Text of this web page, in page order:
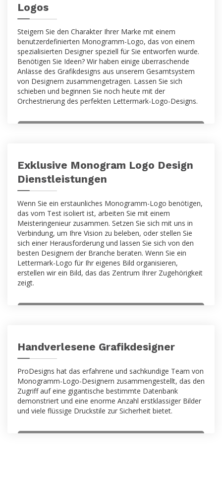
Logos
Steigern Sie den Charakter Ihrer Marke mit einem
benutzerdefinierten Monogramm-Logo, das von einem
spezialisierten Designer speziell für Sie entworfen wurde.
Benötigen Sie Ideen? Wir haben einige überraschende
Anlässe des Grafikdesigns aus unserem Gesamtsystem
von Designern zusammengetragen. Lassen Sie sich
schieben und beginnen Sie noch heute mit der
Orchestrierung des perfekten Lettermark-Logo-Designs.
Exklusive Monogram Logo Design
Dienstleistungen
Wenn Sie ein erstaunliches Monogramm-Logo benötigen,
das vom Test isoliert ist, arbeiten Sie mit einem
Meisteringenieur zusammen. Setzen Sie sich mit uns in
Verbindung, um Ihre Vision zu beleben, oder stellen Sie
sich einer Herausforderung und lassen Sie sich von den
besten Designern der Branche beraten. Wenn Sie ein
Lettermark-Logo für Ihr eigenes Bild organisieren,
erstellen wir ein Bild, das das Zentrum Ihrer Zugehörigkeit
zeigt.
Handverlesene Grafikdesigner
ProDesigns hat das erfahrene und sachkundige Team von
Monogramm-Logo-Designern zusammengestellt, das den
Zugriff auf eine gigantische bestimmte Datenbank
demonstriert und eine enorme Anzahl erstklassiger Bilder
und viele flüssige Druckstile zur Sicherheit bietet.